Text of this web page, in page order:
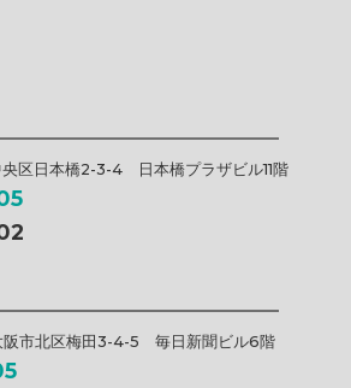
区日本橋2-3-4 日本橋プラザビル11階
市北区梅田3-4-5 毎日新聞ビル6階